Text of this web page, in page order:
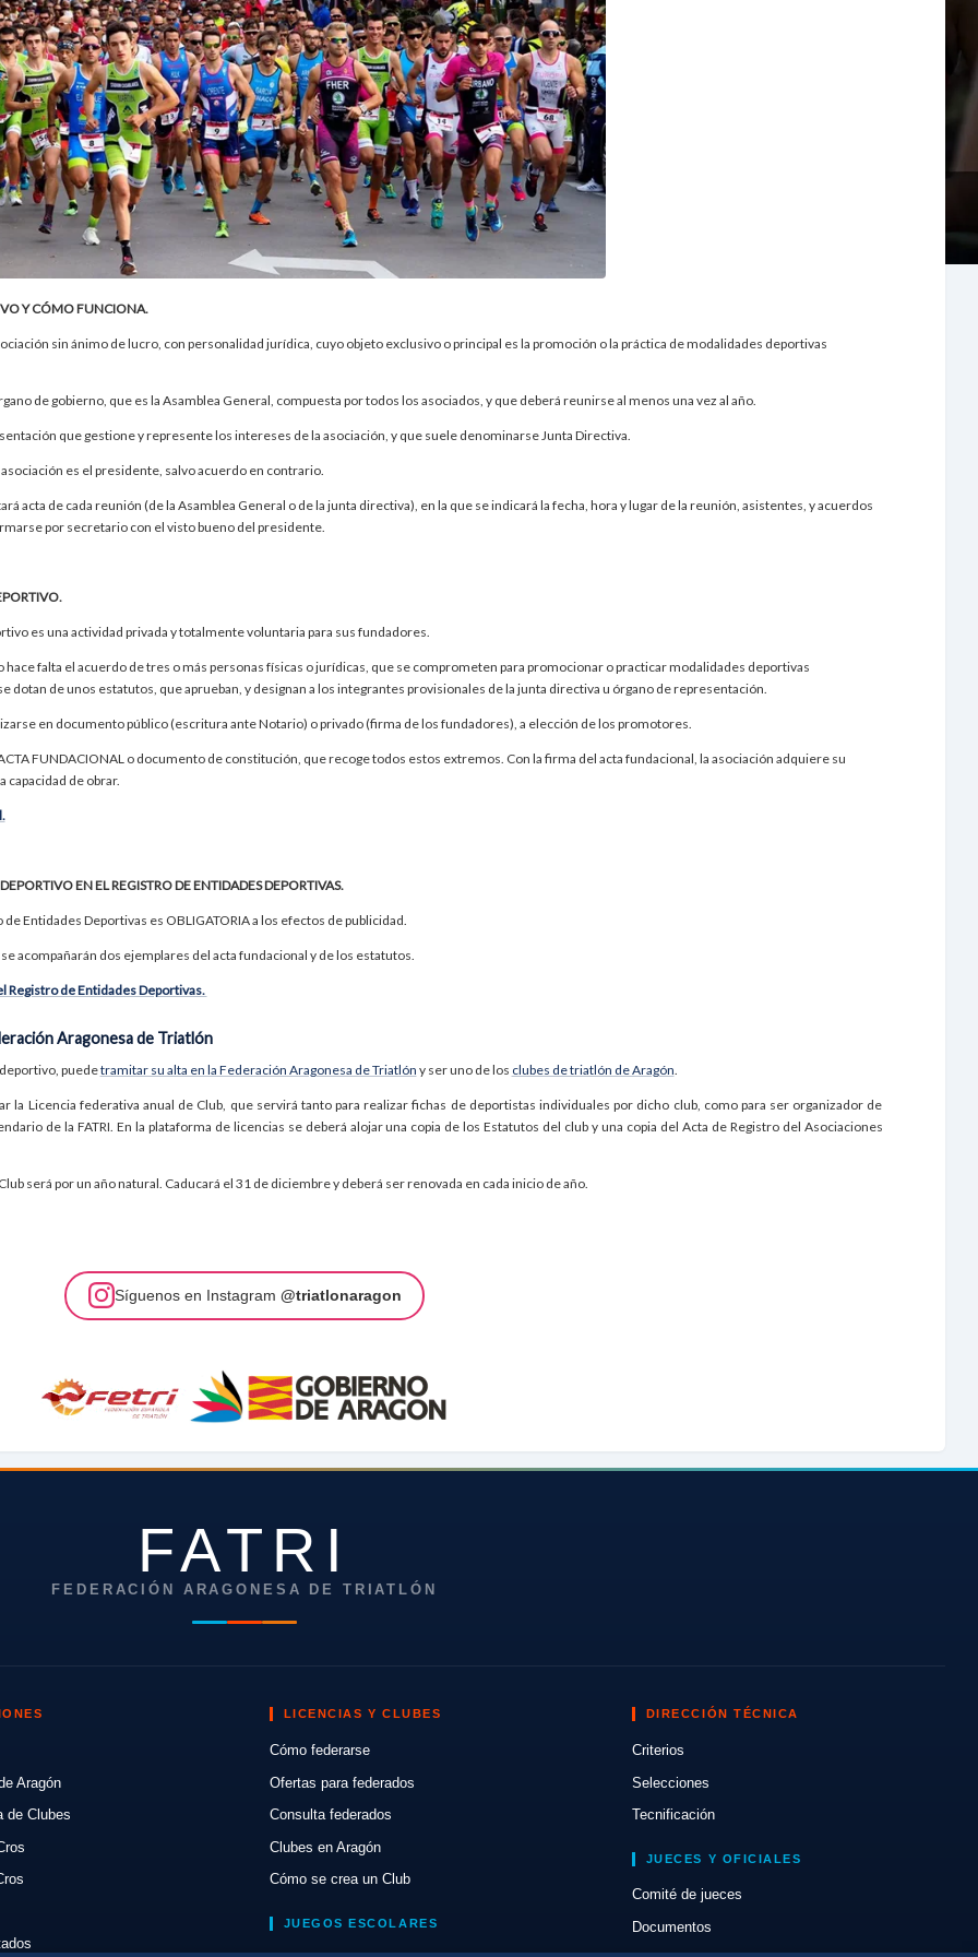
Y CÓMO FUNCIONA.
sin ánimo de lucro, con personalidad jurídica, cuyo objeto exclusivo o principal es la promoción o la práctica de modalidades deportivas
de gobierno, que es la Asamblea General, compuesta por todos los asociados, y que deberá reunirse al menos una vez al año.
que gestione y represente los intereses de la asociación, y que suele denominarse Junta Directiva.
es el presidente, salvo acuerdo en contrario.
acta de cada reunión (de la Asamblea General o de la junta directiva), en la que se indicará la fecha, hora y lugar de la reunión, asistentes, y acuerdos
por secretario con el visto bueno del presidente.
es una actividad privada y totalmente voluntaria para sus fundadores.
hace falta el acuerdo de tres o más personas físicas o jurídicas, que se comprometen para promocionar o practicar modalidades deportivas
dotan de unos estatutos, que aprueban, y designan a los integrantes provisionales de la junta directiva u órgano de representación.
en documento público (escritura ante Notario) o privado (firma de los fundadores), a elección de los promotores.
FUNDACIONAL o documento de constitución, que recoge todos estos extremos. Con la firma del acta fundacional, la asociación adquiere su
capacidad de obrar.
EN EL REGISTRO DE ENTIDADES DEPORTIVAS.
Entidades Deportivas es OBLIGATORIA a los efectos de publicidad.
acompañarán dos ejemplares del acta fundacional y de los estatutos.
Registro de Entidades Deportivas.
Aragonesa de Triatlón
puedetramitar su alta en la Federación Aragonesa de Triatlón y ser uno de los clubes de triatlón de Aragón.
la Licencia federativa anual de Club, que servirá tanto para realizar fichas de deportistas individuales por dicho club, como para ser organizador de
de la FATRI. En la plataforma de licencias se deberá alojar una copia de los Estatutos del club y una copia del Acta de Registro del Asociaciones
será por un año natural. Caducará el 31 de diciembre y deberá ser renovada en cada inicio de año.
Síguenos en Instagram @triatlonaragon
FATRI
FEDERACIÓN ARAGONESA DE TRIATLÓN
Aragón
de Clubes
LICENCIAS Y CLUBES
Cómo federarse
Ofertas para federados
Consulta federados
Clubes en Aragón
Cómo se crea un Club
JUEGOS ESCOLARES
DIRECCIÓN TÉCNICA
Criterios
Selecciones
Tecnificación
JUECES Y OFICIALES
Comité de jueces
Documentos